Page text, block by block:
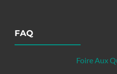
FAQ
Foire Aux